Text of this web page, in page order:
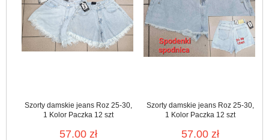
Szorty damskie jeans Roz 25-30,
1 Kolor Paczka 12 szt
57.00 zł
Szorty damskie jeans Roz 25-30,
1 Kolor Paczka 12 szt
57.00 zł